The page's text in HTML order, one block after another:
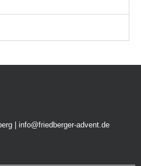
| info@friedberger-advent.de